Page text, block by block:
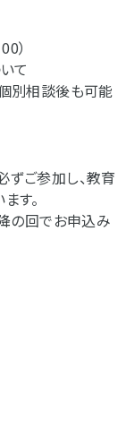
）
て
別相談後も可能
ご参加し、教育
す。
の回でお申込み